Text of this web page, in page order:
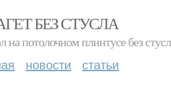
БЕЗ СТУСЛА
на потолочном плинтусе без
новости статьи